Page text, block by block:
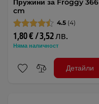
Пружини за Froggy 366
cm
4.5 (4)
1,80 € / 3,52 лв.
Няма наличност
Детайли